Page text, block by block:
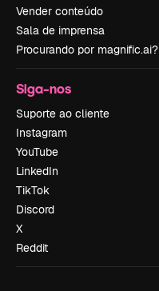
Vender conteúdo
Sala de imprensa
Procurando por magnific.ai?
Siga-nos
Suporte ao cliente
Instagram
YouTube
LinkedIn
TikTok
Discord
X
Reddit